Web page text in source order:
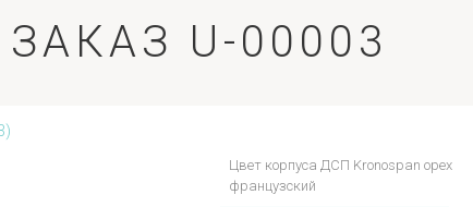
U-00003
Цвет корпуса ДСП Kronospan орех
французский